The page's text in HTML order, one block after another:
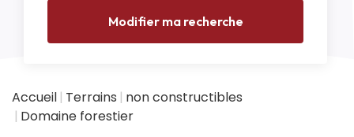
Modifier ma recherche
Accueil Terrains non constructibles
Domaine forestier